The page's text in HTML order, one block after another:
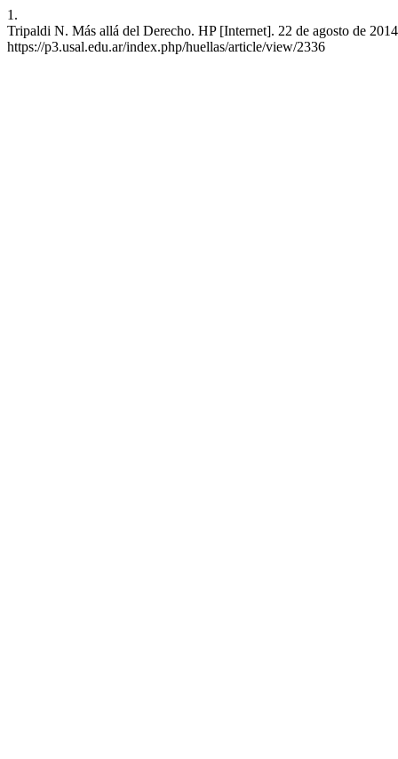
1.
Tripaldi N. Más allá del Derecho. HP [Internet]. 22 de agosto de
https://p3.usal.edu.ar/index.php/huellas/article/view/2336